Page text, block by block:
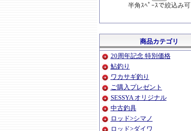
半角ｽﾍﾟｰｽで絞込み可
商品カテゴリ
20周年記念 特別価格
鮎釣り
ワカサギ釣り
ご購入プレゼント
SESSYA オリジナル
中古釣具
ロッド>シマノ
ロッド>ダイワ